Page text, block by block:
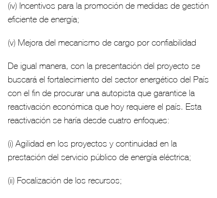
(iv) Incentivos para la promoción de medidas de gestión
eficiente de energía;
(v) Mejora del mecanismo de cargo por confiabilidad
De igual manera, con la presentación del proyecto se
buscará el fortalecimiento del sector energético del País
con el fin de procurar una autopista que garantice la
reactivación económica que hoy requiere el país. Esta
reactivación se haría desde cuatro enfoques:
(i) Agilidad en los proyectos y continuidad en la
prestación del servicio público de energía eléctrica;
(ii) Focalización de los recursos;